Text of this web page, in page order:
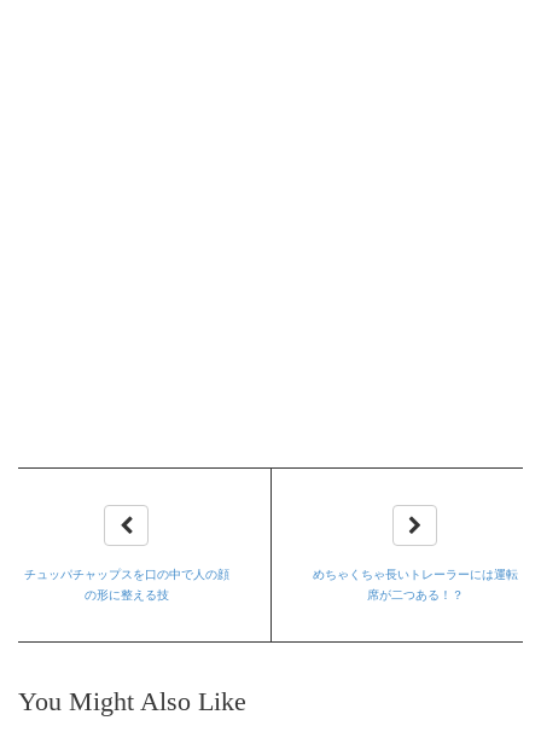
チュッパチャップスを口の中で人の顔
の形に整える技
めちゃくちゃ長いトレーラーには運転
席が二つある！？
You Might Also Like